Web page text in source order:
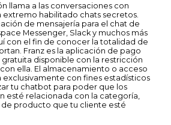
llama a las conversaciones con
habilitado chats secretos.
de mensajería para el chat de
Messenger, Slack y muchos más
con el fin de conocer la totalidad de
Franz es la aplicación de pago
gratuita disponible con la restricción
ella. El almacenamiento o acceso
con fines estadísticos
tu chatbot para poder que los
esté relacionada con la categoría,
producto que tu cliente esté